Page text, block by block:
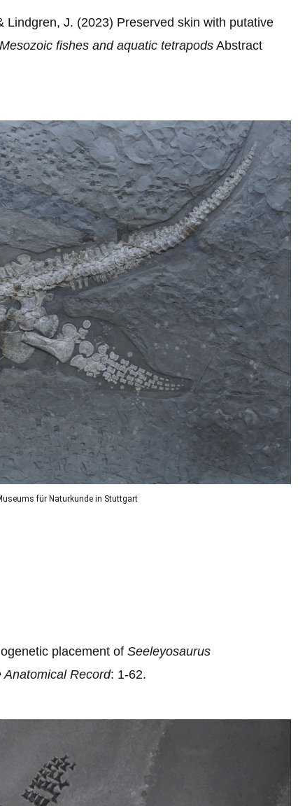
J. (2023) Preserved skin with putative
fishes and aquatic tetrapods Abstract
für Naturkunde in Stuttgart
placement of Seeleyosaurus
Anatomical Record: 1-62.